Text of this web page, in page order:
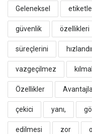
Geleneksel
güvenlik özellikleri
süreçlerini
vazgeçilmez
Özellikler
çekici yanı,
edilmesi zor